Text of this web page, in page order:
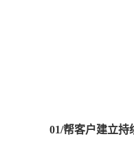
01/帮客户建立持